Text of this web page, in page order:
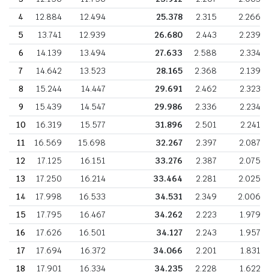
4
12.884 12.494 25.378 2.315 2.266
5
13.741 12.939 26.680 2.443 2.239
6
14.139 13.494 27.633 2.588 2.334
7
14.642 13.523 28.165 2.368 2.139
8
15.244 14.447 29.691 2.462 2.323
9
15.439 14.547 29.986 2.336 2.234
10
16.319 15.577 31.896 2.501
2.241
11
16.569 15.698 32.267 2.397 2.087
12
17.125 16.151 33.276 2.387 2.075
13
17.250 16.214 33.464 2.281 2.025
14
17.998 16.533 34.531 2.349 2.006
15
17.795 16.467 34.262 2.223 1.979
16
17.626 16.501 34.127 2.243 1.957
17
17.694 16.372 34.066 2.201 1.831
18
17.901 16.334 34.235 2.228 1.622